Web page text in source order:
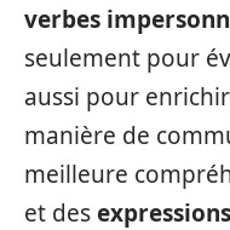
verbes
seulement pour
aussi pour
manière de
meilleure
et des